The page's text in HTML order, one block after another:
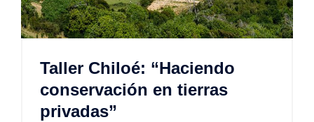
Taller Chiloé: “Haciendo
conservación en tierras
privadas”